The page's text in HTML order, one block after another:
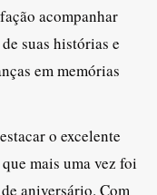
acompanhar
suas histórias e
em memórias
o excelente
que mais uma vez foi
aniversário. Com